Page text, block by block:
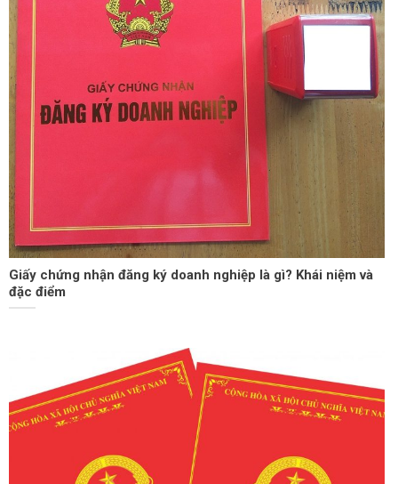
Giấy chứng nhận đăng ký doanh nghiệp là gì? Khái niệm và
đặc điểm